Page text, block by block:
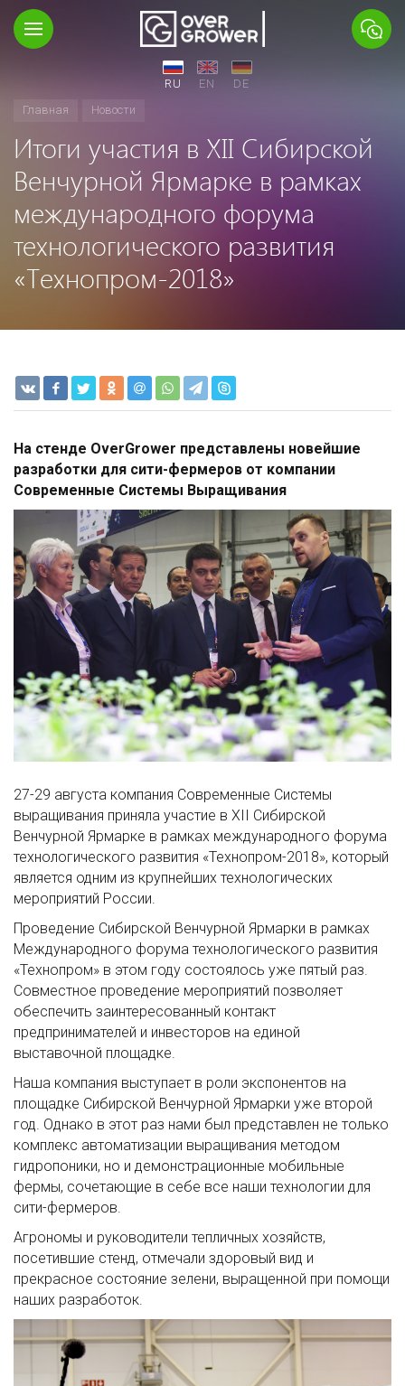
RU EN
DE
Главная
Новости
Итоги участия в XII Сибирской
Венчурной Ярмарке в рамках
международного форума
технологического развития
«Технопром-2018»
На стенде OverGrower представлены новейшие
разработки для сити-фермеров от компании
Современные Системы Выращивания
27-29 августа компания Современные Системы
выращивания приняла участие в XII Сибирской
Венчурной Ярмарке в рамках международного форума
технологического развития «Технопром-2018», который
является одним из крупнейших технологических
мероприятий России.
Проведение Сибирской Венчурной Ярмарки в рамках
Международного форума технологического развития
«Технопром» в этом году состоялось уже пятый раз.
Совместное проведение мероприятий позволяет
обеспечить заинтересованный контакт
предпринимателей и инвесторов на единой
выставочной площадке.
Наша компания выступает в роли экспонентов на
площадке Сибирской Венчурной Ярмарки уже второй
год. Однако в этот раз нами был представлен не только
комплекс автоматизации выращивания методом
гидропоники, но и демонстрационные мобильные
фермы, сочетающие в себе все наши технологии для
сити-фермеров.
Агрономы и руководители тепличных хозяйств,
посетившие стенд, отмечали здоровый вид и
прекрасное состояние зелени, выращенной при помощи
наших разработок.